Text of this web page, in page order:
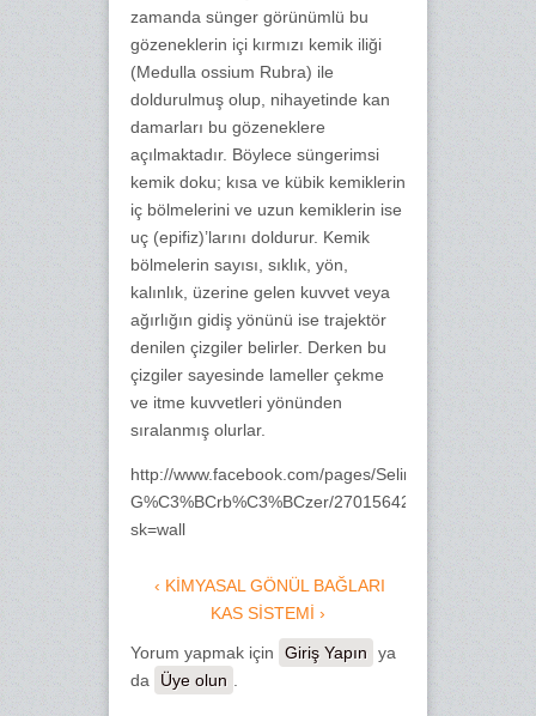
zamanda sünger görünümlü bu
gözeneklerin içi kırmızı kemik iliği
(Medulla ossium Rubra) ile
doldurulmuş olup, nihayetinde kan
damarları bu gözeneklere
açılmaktadır. Böylece süngerimsi
kemik doku; kısa ve kübik kemiklerin
iç bölmelerini ve uzun kemiklerin ise
uç (epifiz)’larını doldurur. Kemik
bölmelerin sayısı, sıklık, yön,
kalınlık, üzerine gelen kuvvet veya
ağırlığın gidiş yönünü ise trajektör
denilen çizgiler belirler. Derken bu
çizgiler sayesinde lameller çekme
ve itme kuvvetleri yönünden
sıralanmış olurlar.
http://www.facebook.com/pages/Selim-
G%C3%BCrb%C3%BCzer/270156429678799?
sk=wall
‹ KİMYASAL GÖNÜL BAĞLARI
KAS SİSTEMİ ›
Yorum yapmak için Giriş Yapın ya
da
Üye olun